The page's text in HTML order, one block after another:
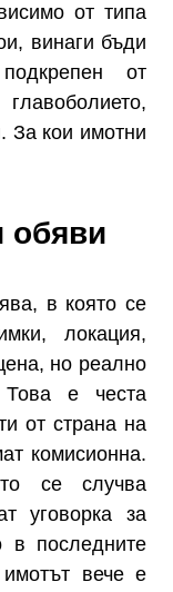
от типа
винаги бъди
от
За кои имотни
в която се
локация,
но реално
е честа
от страна на
комисионна.
се случва
уговорка за
последните
вече е